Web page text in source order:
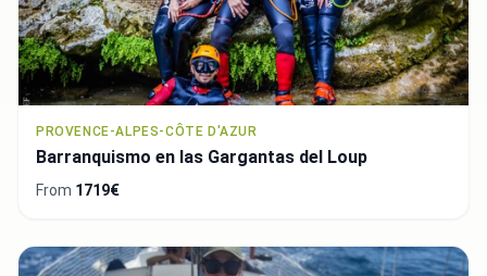
PROVENCE-ALPES-CÔTE D'AZUR
Barranquismo en las Gargantas del Loup
From 1719€